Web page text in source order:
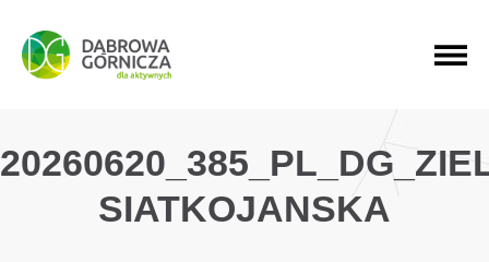
PRZEJDŹ DO MENU GŁÓWNEGO
PRZEJDŹ DO WYSZUKIWARKI
PRZEJDŹ DO TREŚCI
SIATKOJANSKA